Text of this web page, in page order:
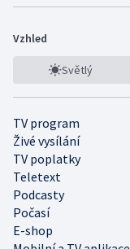
Vzhled
Světlý
TV program
Živé vysílání
TV poplatky
Teletext
Podcasty
Počasí
E-shop